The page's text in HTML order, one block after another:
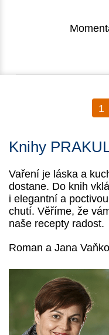
1
Knihy
Vaření je láska a
dostane. Do knih
i elegantní a
chutí. Věříme, že
naše recepty radost.
Roman a Jana